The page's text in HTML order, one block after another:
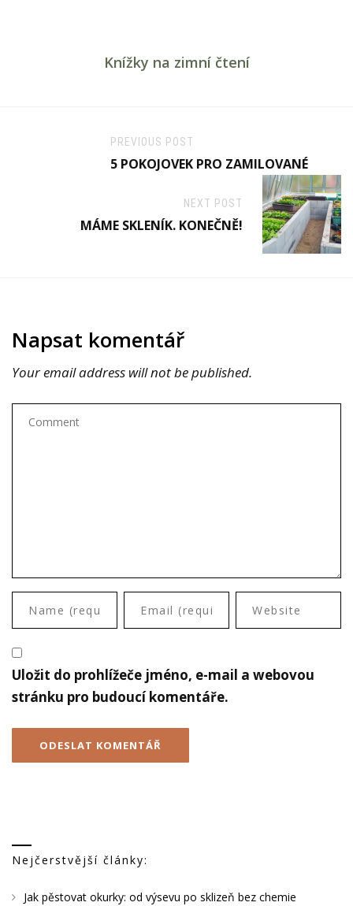
Knížky na zimní čtení
PREVIOUS POST
5 POKOJOVEK PRO ZAMILOVANÉ
NEXT POST
MÁME SKLENÍK. KONEČNĚ!
Napsat komentář
Your email address will not be published.
Uložit do prohlížeče jméno, e-mail a webovou
stránku pro budoucí komentáře.
Nejčerstvější články:
Jak pěstovat okurky: od výsevu po sklizeň bez chemie